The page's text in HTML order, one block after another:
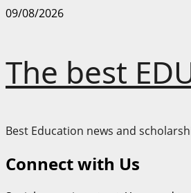
Skip
09/08/2026
The best
Best Education news and
Connect with Us